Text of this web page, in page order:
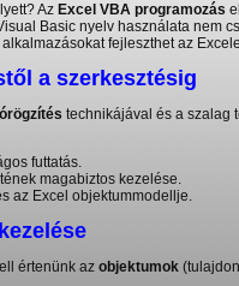
Az Excel VBA programozás
Basic nyelv használata nem
fejleszthet az
a szerkesztésig
technikájával és a szalag
futtatás.
magabiztos kezelése.
az Excel objektummodellje.
értenünk az objektumok